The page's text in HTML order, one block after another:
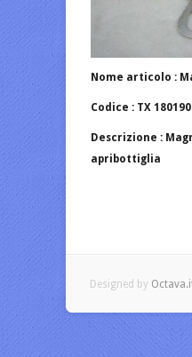
Nome articolo :
Codice : TX 180190
Descrizione :
apribottiglia
Designed by